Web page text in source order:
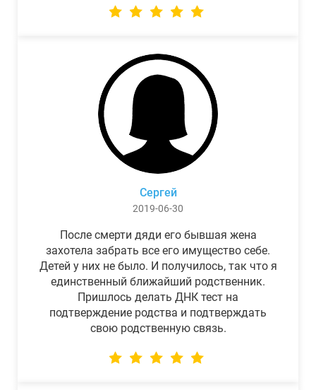
Сергей
2019-06-30
После смерти дяди его бывшая жена
захотела забрать все его имущество себе.
Детей у них не было. И получилось, так что я
единственный ближайший родственник.
Пришлось делать ДНК тест на
подтверждение родства и подтверждать
свою родственную связь.